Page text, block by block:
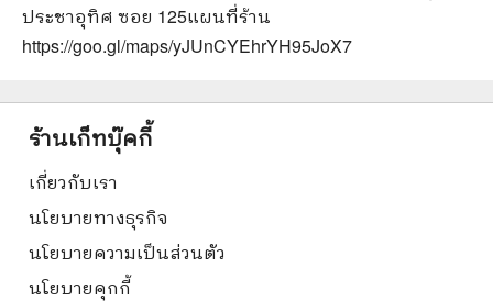
ประชาอุทิศ ซอย 125แผนที่ร้าน
https://goo.gl/maps/yJUnCYEhrYH95JoX7
ร้านเก็ทบุ๊คกี้
เกี่ยวกับเรา
นโยบายทางธุรกิจ
นโยบายความเป็นส่วนตัว
นโยบายคุกกี้